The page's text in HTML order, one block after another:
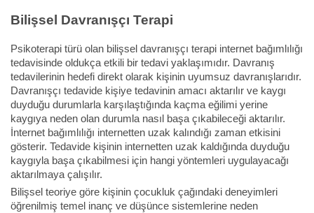
Bilişsel Davranışçı Terapi
Psikoterapi türü olan bilişsel davranışçı terapi internet bağımlılığı
tedavisinde oldukça etkili bir tedavi yaklaşımıdır. Davranış
tedavilerinin hedefi direkt olarak kişinin uyumsuz davranışlarıdır.
Davranışçı tedavide kişiye tedavinin amacı aktarılır ve kaygı
duyduğu durumlarla karşılaştığında kaçma eğilimi yerine
kaygıya neden olan durumla nasıl başa çıkabileceği aktarılır.
İnternet bağımlılığı internetten uzak kalındığı zaman etkisini
gösterir. Tedavide kişinin internetten uzak kaldığında duyduğu
kaygıyla başa çıkabilmesi için hangi yöntemleri uygulayacağı
aktarılmaya çalışılır.
Bilişsel teoriye göre kişinin çocukluk çağındaki deneyimleri
öğrenilmiş temel inanç ve düşünce sistemlerine neden